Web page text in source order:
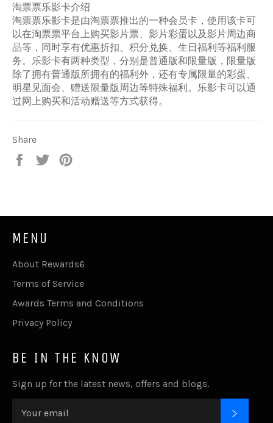
淘票票乐影卡介绍
淘票票乐影卡是由淘票票推出的一种会员卡，使用该卡可
以在淘票票平台上购买影片票、影片彩蛋以及影片周边商
品等，同时享有优惠折扣、积分兑换、生日福利等福利服
务。乐影卡有两种类型，分别是普通版和限量版，限量版
除了拥有普通版所拥有的福利外，还有专属限量的彩蛋、
明星见面会、赠送限量版周边等特殊福利。乐影卡可以通
过网上购买和活动赠送等方式获得。
Share
Share
Tweet
MENU
About Rewards6
Terms of Service
Awards Terms and Conditions
Privacy Policy
BE IN THE KNOW
Sign up for the latest news, offers and blogs.